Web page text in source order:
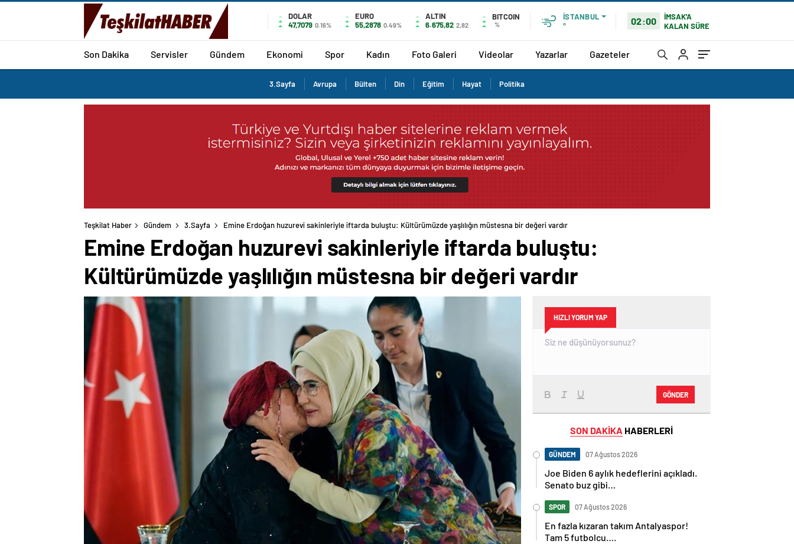
DOLAR
47,7079 0.16%
EURO
55,2878 0.49%
ALTIN
6.675,82 2,82
BITCOIN
%
İSTANBUL
°
02:00
İMSAK'A
KALAN SÜRE
Son Dakika Servisler Gündem Ekonomi Spor Kadın Foto Galeri Videolar Yazarlar Gazeteler
3.Sayfa Avrupa Bülten Din Eğitim Hayat Politika
Teşkilat Haber Gündem 3.Sayfa Emine Erdoğan huzurevi sakinleriyle iftarda buluştu: Kültürümüzde yaşlılığın müstesna bir değeri vardır
Emine Erdoğan huzurevi sakinleriyle iftarda buluştu:
Kültürümüzde yaşlılığın müstesna bir değeri vardır
HIZLI YORUM YAP
GÖNDER
SON DAKİKA HABERLERİ
GÜNDEM 07 Ağustos 2026
Joe Biden 6 aylık hedeflerini açıkladı.
Senato buz gibi…
SPOR 07 Ağustos 2026
En fazla kızaran takım Antalyaspor!
Tam 5 futbolcu….